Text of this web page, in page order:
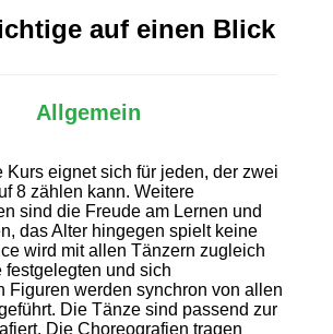
auf einen Blick
Allgemein
Kurs eignet sich für jeden, der zwei
8 zählen kann. Weitere
sind die Freude am Lernen und
das Alter hingegen spielt keine
wird mit allen Tänzern zugleich
festgelegten und sich
Figuren werden synchron von allen
Die Tänze sind passend zur
Die Choreografien tragen